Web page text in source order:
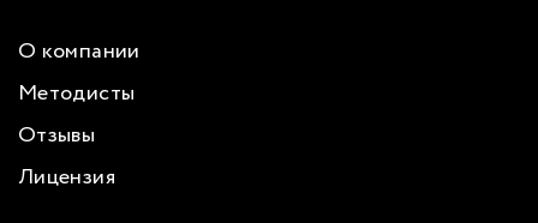
О компании
Методисты
Отзывы
Лицензия